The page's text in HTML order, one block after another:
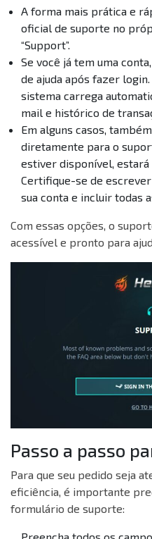
A forma mais prática e
oficial de suporte no
“Support”.
Se você já tem uma
de ajuda após fazer
sistema carrega
mail e histórico de
Em alguns casos,
diretamente para o
estiver disponível, estará
Certifique-se de
sua conta e incluir todas
Com essas opções, o
acessível e pronto para
Passo a passo
Para que seu pedido seja
eficiência, é importante
formulário de suporte: